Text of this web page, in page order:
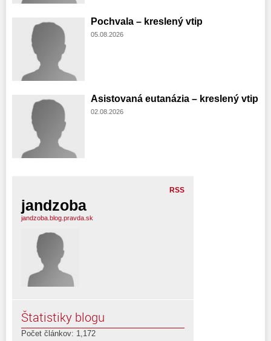
Pochvala – kreslený vtip
05.08.2026
Asistovaná eutanázia – kreslený vtip
02.08.2026
RSS
jandzoba
jandzoba.blog.pravda.sk
Štatistiky blogu
Počet článkov: 1,172